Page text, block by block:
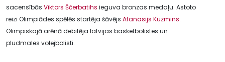
sacensībās Viktors Ščerbatihs ieguva bronzas medaļu. Astoto
reizi Olimpiādes spēlēs startēja šāvējs Afanasijs Kuzmins.
Olimpiskajā arēnā debitēja latvijas basketbolistes un
pludmales volejbolisti.